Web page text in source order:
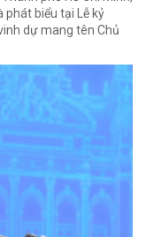
phát biểu tại Lễ kỷ
dự mang tên Chủ